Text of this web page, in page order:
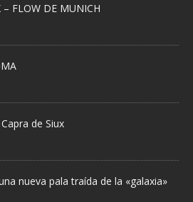
FLOW DE MUNICH
de Siux
nueva pala traída de la «galaxia»